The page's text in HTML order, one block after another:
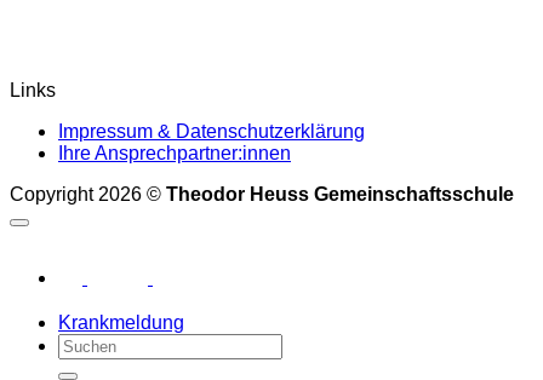
Links
Impressum & Datenschutzerklärung
Ihre Ansprechpartner:innen
Copyright 2026 © Theodor Heuss Gemeinschaftsschule
Krankmeldung